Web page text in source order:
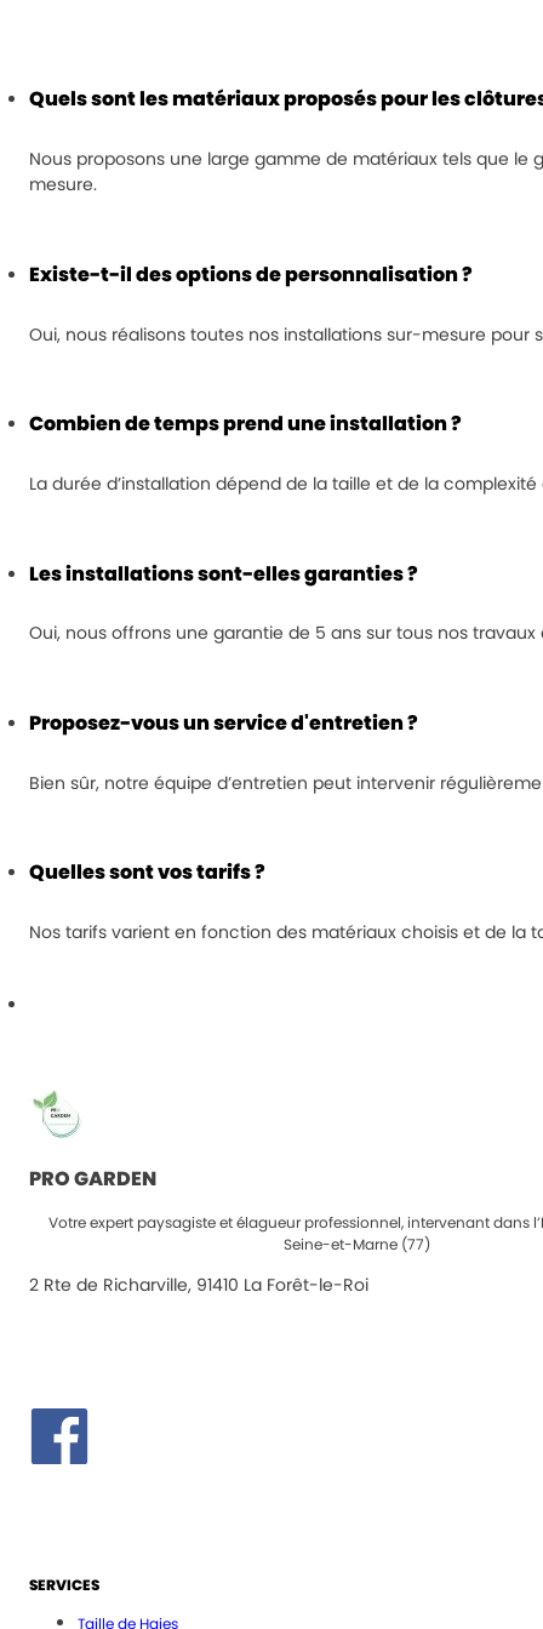
Quels sont les matériaux proposés pour les
Nous proposons une large gamme de matériaux tels que le
mesure.
Existe-t-il des options de personnalisation ?
Oui, nous réalisons toutes nos installations sur-mesure
Combien de temps prend une installation ?
La durée d’installation dépend de la taille et de la
Les installations sont-elles garanties ?
Oui, nous offrons une garantie de 5 ans sur tous nos travaux
Proposez-vous un service d'entretien ?
Bien sûr, notre équipe d’entretien peut intervenir
Quelles sont vos tarifs ?
Nos tarifs varient en fonction des matériaux choisis et de la
PRO GARDEN
Votre expert paysagiste et élagueur professionnel, intervenant dans
Seine-et-Marne (77)
2 Rte de Richarville, 91410 La Forêt-le-Roi
SERVICES
Taille de Haies